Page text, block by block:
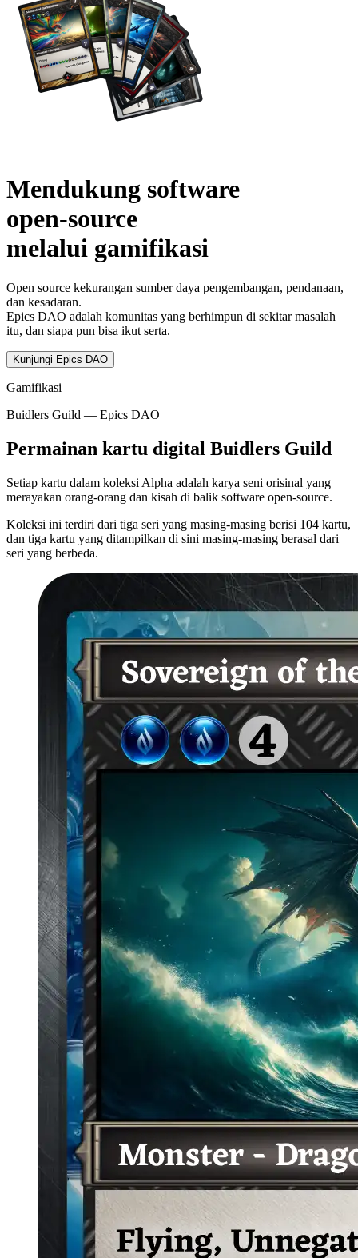
Mendukung software
open-source
melalui gamifikasi
Open source kekurangan sumber daya pengembangan, pendanaan,
dan kesadaran.
Epics DAO adalah komunitas yang berhimpun di sekitar masalah
itu, dan siapa pun bisa ikut serta.
Kunjungi Epics DAO
Gamifikasi
Buidlers Guild — Epics DAO
Permainan kartu digital Buidlers Guild
Setiap kartu dalam koleksi Alpha adalah karya seni orisinal yang
merayakan orang-orang dan kisah di balik software open-source.
Koleksi ini terdiri dari tiga seri yang masing-masing berisi 104 kartu,
dan tiga kartu yang ditampilkan di sini masing-masing berasal dari
seri yang berbeda.